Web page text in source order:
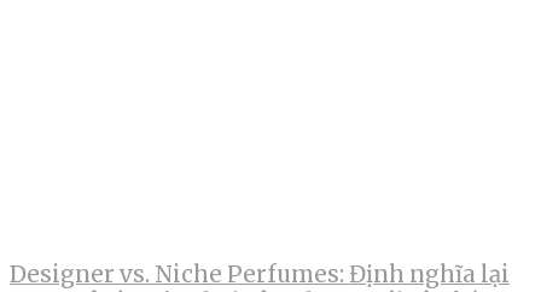
Designer vs. Niche Perfumes: Định nghĩa lại